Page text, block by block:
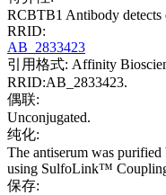
RCBTB1 Antibody detects
RRID:
AB_2833423
引用格式: Affinity
RRID:AB_2833423.
偶联:
Unconjugated.
纯化:
The antiserum was
using SulfoLink™
保存: